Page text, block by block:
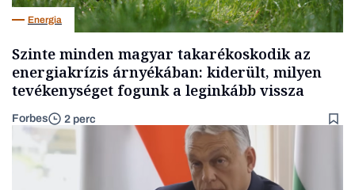
Energia
Szinte minden magyar takarékoskodik az
energiakrízis árnyékában: kiderült, milyen
tevékenységet fogunk a leginkább vissza
Forbes 2 perc